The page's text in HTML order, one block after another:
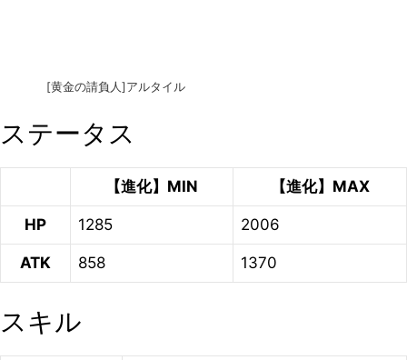
[黄金の請負人]アルタイル
ステータス
【進化】MIN 【進化】MAX
HP 1285 2006
ATK 858 1370
スキル